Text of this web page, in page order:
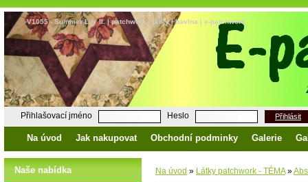
V1055 - Summer Lily II. | patchwork | látky | bavlna | e-patchwork
Přihlašovací jméno Heslo Přihlásit
Na úvod Jak nakupovat Obchodní podminky Galerie
Naše nabídka Na úvod » Látky patchwork - TÉMA »